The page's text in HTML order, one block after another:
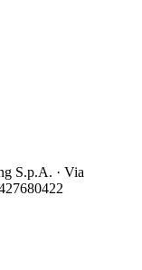
S.p.A. · Via